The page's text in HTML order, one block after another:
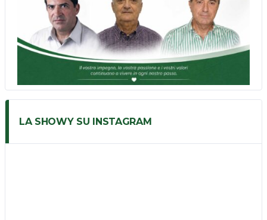
LA SHOWY SU INSTAGRAM